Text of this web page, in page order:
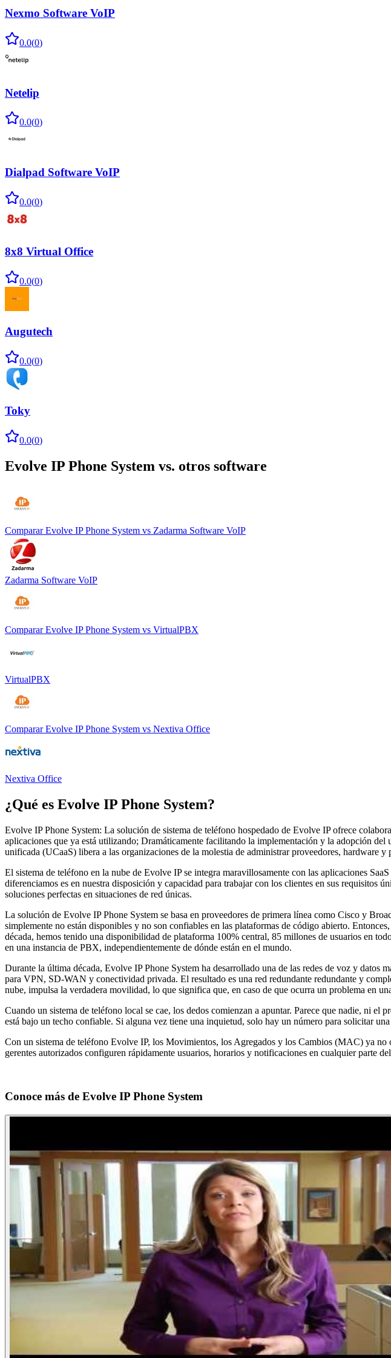
Nexmo Software VoIP
0.0(0)
Netelip
0.0(0)
Dialpad Software VoIP
0.0(0)
8x8 Virtual Office
0.0(0)
Augutech
0.0(0)
Toky
0.0(0)
Evolve IP Phone System vs. otros software
Comparar Evolve IP Phone System vs Zadarma Software VoIP
Zadarma Software VoIP
Comparar Evolve IP Phone System vs VirtualPBX
VirtualPBX
Comparar Evolve IP Phone System vs Nextiva Office
Nextiva Office
¿Qué es Evolve IP Phone System?
Evolve IP Phone System: La solución de sistema de teléfono hospedado de Evolve IP ofrece
aplicaciones que ya está utilizando; Dramáticamente facilitando la implementación y la adopción
unificada (UCaaS) libera a las organizaciones de la molestia de administrar proveedores, hardware y
El sistema de teléfono en la nube de Evolve IP se integra maravillosamente con las aplicaciones
diferenciamos es en nuestra disposición y capacidad para trabajar con los clientes en sus requisitos
soluciones perfectas en situaciones de red únicas.
La solución de Evolve IP Phone System se basa en proveedores de primera línea como Cisco y
simplemente no están disponibles y no son confiables en las plataformas de código abierto.
década, hemos tenido una disponibilidad de plataforma 100% central, 85 millones de usuarios en
en una instancia de PBX, independientemente de dónde están en el mundo.
Durante la última década, Evolve IP Phone System ha desarrollado una de las redes de voz y
para VPN, SD-WAN y conectividad privada. El resultado es una red redundante redundante y
nube, impulsa la verdadera movilidad, lo que significa que, en caso de que ocurra un problema en
Cuando un sistema de teléfono local se cae, los dedos comienzan a apuntar. Parece que nadie, ni
está bajo un techo confiable. Si alguna vez tiene una inquietud, solo hay un número para solicitar
Con un sistema de teléfono Evolve IP, los Movimientos, los Agregados y los Cambios (MAC) ya
gerentes autorizados configuren rápidamente usuarios, horarios y notificaciones en cualquier parte
Conoce más de Evolve IP Phone System